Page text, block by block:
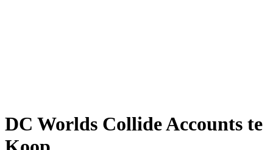
DC Worlds Collide Accounts te